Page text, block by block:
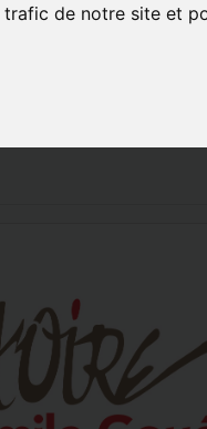
de notre site et
PARIS